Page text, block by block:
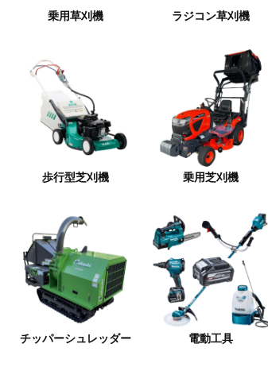
乗用草刈機 ラジコン草刈機
歩行型芝刈機 乗用芝刈機
チッパーシュレッダー 電動工具